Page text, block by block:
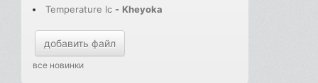
Temperature Ic - Kheyoka
добавить файл
все новинки